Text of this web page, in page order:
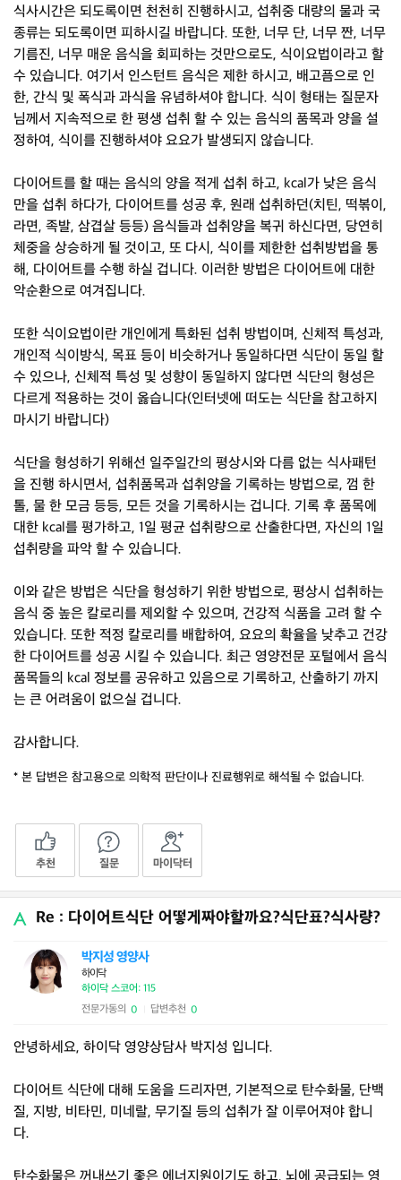
식사시간은 되도록이면 천천히 진행하시고, 섭취중 대량의 물과 국
종류는 되도록이면 피하시길 바랍니다. 또한, 너무 단, 너무 짠, 너무
기름진, 너무 매운 음식을 회피하는 것만으로도, 식이요법이라고 할
수 있습니다. 여기서 인스턴트 음식은 제한 하시고, 배고픔으로 인
한, 간식 및 폭식과 과식을 유념하셔야 합니다. 식이 형태는 질문자
님께서 지속적으로 한 평생 섭취 할 수 있는 음식의 품목과 양을 설
정하여, 식이를 진행하셔야 요요가 발생되지 않습니다.
다이어트를 할 때는 음식의 양을 적게 섭취 하고, kcal가 낮은 음식
만을 섭취 하다가, 다이어트를 성공 후, 원래 섭취하던(치틴, 떡볶이,
라면, 족발, 삼겹살 등등) 음식들과 섭취양을 복귀 하신다면, 당연히
체중을 상승하게 될 것이고, 또 다시, 식이를 제한한 섭취방법을 통
해, 다이어트를 수행 하실 겁니다. 이러한 방법은 다이어트에 대한
악순환으로 여겨집니다.
또한 식이요법이란 개인에게 특화된 섭취 방법이며, 신체적 특성과,
개인적 식이방식, 목표 등이 비슷하거나 동일하다면 식단이 동일 할
수 있으나, 신체적 특성 및 성향이 동일하지 않다면 식단의 형성은
다르게 적용하는 것이 옳습니다(인터넷에 떠도는 식단을 참고하지
마시기 바랍니다)
식단을 형성하기 위해선 일주일간의 평상시와 다름 없는 식사패턴
을 진행 하시면서, 섭취품목과 섭취양을 기록하는 방법으로, 껌 한
톨, 물 한 모금 등등, 모든 것을 기록하시는 겁니다. 기록 후 품목에
대한 kcal를 평가하고, 1일 평균 섭취량으로 산출한다면, 자신의 1일
섭취량을 파악 할 수 있습니다.
이와 같은 방법은 식단을 형성하기 위한 방법으로, 평상시 섭취하는
음식 중 높은 칼로리를 제외할 수 있으며, 건강적 식품을 고려 할 수
있습니다. 또한 적정 칼로리를 배합하여, 요요의 확율을 낮추고 건강
한 다이어트를 성공 시킬 수 있습니다. 최근 영양전문 포털에서 음식
품목들의 kcal 정보를 공유하고 있음으로 기록하고, 산출하기 까지
는 큰 어려움이 없으실 겁니다.
감사합니다.
* 본 답변은 참고용으로 의학적 판단이나 진료행위로 해석될 수 없습니다.
추천 질문 마이닥터
Re : 다이어트식단 어떻게짜야할까요?식단표?식사량?
박지성 영양사
하이닥
하이닥 스코어: 115
전문가동의 0 답변추천 0
안녕하세요, 하이닥 영양상담사 박지성 입니다.
다이어트 식단에 대해 도움을 드리자면, 기본적으로 탄수화물, 단백
질, 지방, 비타민, 미네랄, 무기질 등의 섭취가 잘 이루어져야 합니
다.